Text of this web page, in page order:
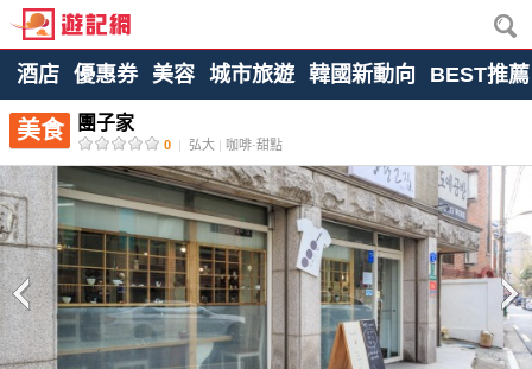
酒店 優惠券 美容 城市旅遊 韓國新動向 BEST推薦
美食 團子家
0 | 弘大 | 咖啡·甜點